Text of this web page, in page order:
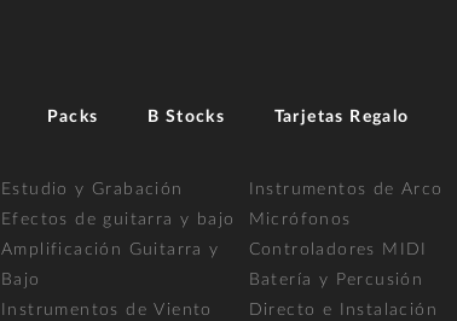
Packs B Stocks Tarjetas Regalo
Estudio y Grabación
Efectos de guitarra y bajo
Amplificación Guitarra y
Bajo
Instrumentos de Viento
Instrumentos de Arco
Micrófonos
Controladores MIDI
Batería y Percusión
Directo e Instalación